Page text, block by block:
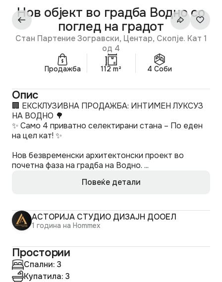
Нов објект во градба Водно со
поглед на градот
Стан Партение Зогравски, Центар, Скопје. Кат 1
од 4
Продажба 112 m² 4 Соби
Опис
🏢 ЕКСКЛУЗИВНА ПРОДАЖБА: ИНТИМЕН ЛУКСУЗ
НА ВОДНО 🌳
✨ Само 4 приватно селектирани стана – По еден
на цел кат! ✨
Нов безвременски архитектонски проект во
почетна фаза на градба на Водно. ...
Повеќе детали
АСТОРИЈА СТУДИО ДИЗАЈН ДООЕЛ
1 година на Hommex
Простории
Спални: 3
Купатила: 3